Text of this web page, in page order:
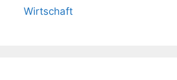
Wirtschaft